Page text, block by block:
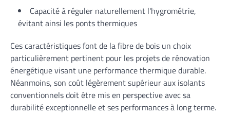
Capacité à réguler naturellement l'hygrométrie,
évitant ainsi les ponts thermiques
Ces caractéristiques font de la fibre de bois un choix
particulièrement pertinent pour les projets de rénovation
énergétique visant une performance thermique durable.
Néanmoins, son coût légèrement supérieur aux isolants
conventionnels doit être mis en perspective avec sa
durabilité exceptionnelle et ses performances à long terme.